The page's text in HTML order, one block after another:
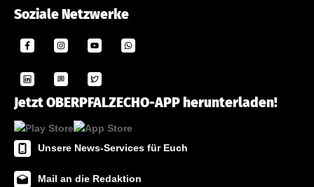
Soziale Netzwerke
Jetzt OBERPFALZECHO-APP herunterladen!
Unsere News-Services für Euch
Mail an die Redaktion